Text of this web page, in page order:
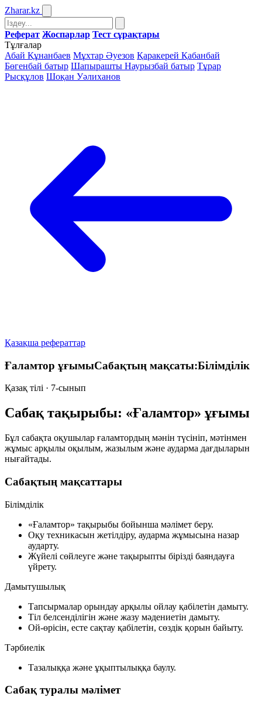
Zharar.kz
Реферат Жоспарлар Тест сұрақтары
Тұлғалар
Абай Құнанбаев Мұхтар Әуезов Қаракерей Қабанбай
Бөгенбай батыр Шапырашты Наурызбай батыр Тұрар
Рысқұлов Шоқан Уәлиханов
Қазақша рефераттар
Ғаламтор ұғымыСабақтың мақсаты:Білімділік
Қазақ тілі · 7-сынып
Сабақ тақырыбы: «Ғаламтор» ұғымы
Бұл сабақта оқушылар ғаламтордың мәнін түсініп, мәтінмен
жұмыс арқылы оқылым, жазылым және аударма дағдыларын
нығайтады.
Сабақтың мақсаттары
Білімділік
«Ғаламтор» тақырыбы бойынша мәлімет беру.
Оқу техникасын жетілдіру, аударма жұмысына назар
аударту.
Жүйелі сөйлеуге және тақырыпты бірізді баяндауға
үйрету.
Дамытушылық
Тапсырмалар орындау арқылы ойлау қабілетін дамыту.
Тіл белсенділігін және жазу мәдениетін дамыту.
Ой-өрісін, есте сақтау қабілетін, сөздік қорын байыту.
Тәрбиелік
Тазалыққа және ұқыптылыққа баулу.
Сабақ туралы мәлімет